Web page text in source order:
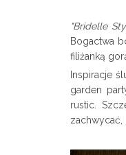
"Bridelle
Bogactwa
filiżanką
Inspiracje
garden
rustic.
zachwycać,